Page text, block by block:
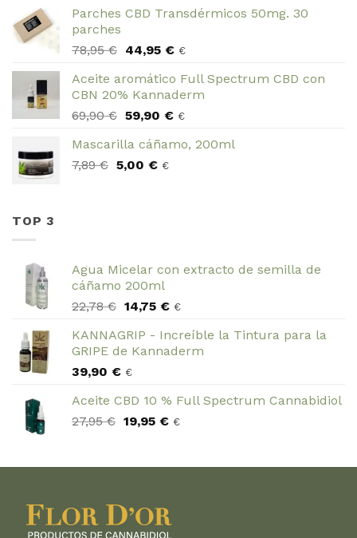
era:
es:
Parches CBD Transdérmicos 50mg. 30
parches
78,95€ El
original
era:
78,95 €.
44,95 €El
actual
es:
44,95 €.
€
Aceite aromático Full Spectrum CBD con
CBN 20% Kannaderm
69,90€ El
original
era:
59,90 €El
actual
€
Mascarilla cáñamo, 200ml
7,89€ El
5,00 €El
€
TOP 3
Agua Micelar con extracto de semilla de
cáñamo 200ml
22,78€ El
original
era:
22,78 €.
14,75 €El
actual
es:
€
KANNAGRIP - Increíble la Tintura para la
GRIPE de Kannaderm
39,90 € €
Aceite CBD 10 % Full Spectrum Cannabidiol
27,95€ El
era:
19,95 €El
es:
€